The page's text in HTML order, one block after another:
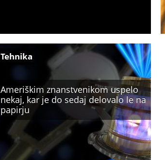
Ameriškim znanstvenikom uspelo
nekaj, kar je do sedaj delovalo le na
papirju
Tehnika